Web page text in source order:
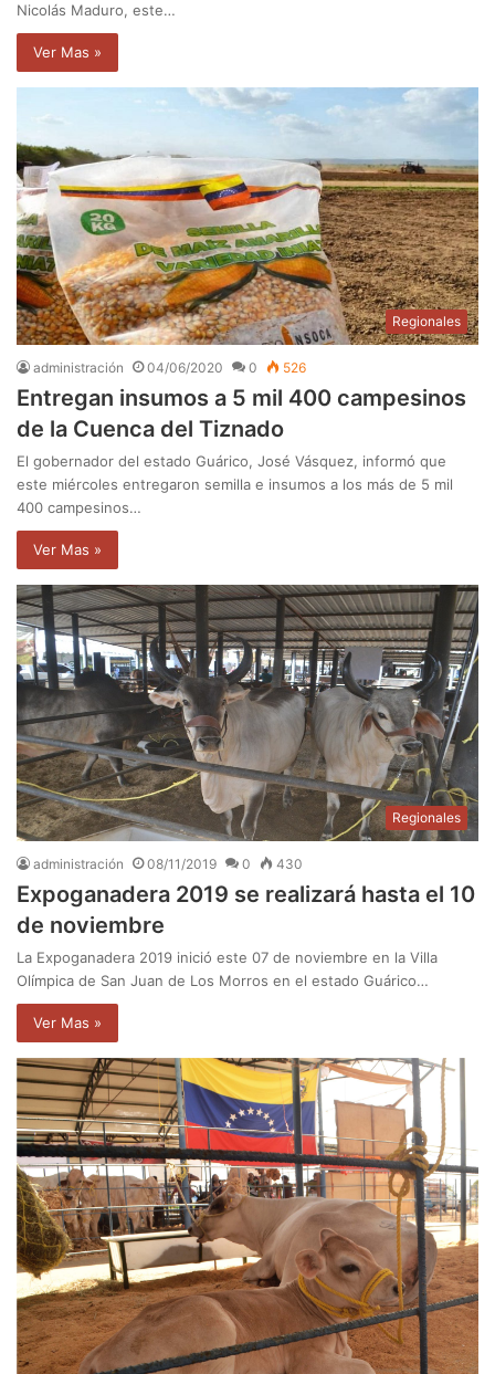
Nicolás Maduro, este…
Ver Mas »
Regionales
administración 04/06/2020 0 526
Entregan insumos a 5 mil 400 campesinos
de la Cuenca del Tiznado
El gobernador del estado Guárico, José Vásquez, informó que
este miércoles entregaron semilla e insumos a los más de 5 mil
400 campesinos…
Ver Mas »
Regionales
administración 08/11/2019 0 430
Expoganadera 2019 se realizará hasta el 10
de noviembre
La Expoganadera 2019 inició este 07 de noviembre en la Villa
Olímpica de San Juan de Los Morros en el estado Guárico…
Ver Mas »